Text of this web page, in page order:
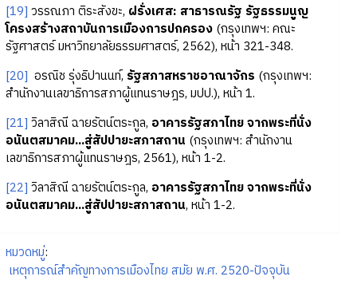
[19] วรรณภา ติระสังขะ, ฝรั่งเศส: สาธารณรัฐ รัฐธรรมนูญ
โครงสร้างสถาบันการเมืองการปกครอง(กรุงเทพฯ: คณะ
รัฐศาสตร์ มหาวิทยาลัยธรรมศาสตร์, 2562), หน้า 321-348.
[20] อรณิช รุ่งธิปานนท์, รัฐสภาสหราชอาณาจักร (กรุงเทพฯ:
สำนักงานเลขาธิการสภาผู้แทนราษฎร, มปป.), หน้า 1.
[21] วิลาสิณี ฉายรัตน์ตระกูล, อาคารรัฐสภาไทย จากพระที่นั่ง
อนันตสมาคม...สู่สัปปายะสภาสถาน (กรุงเทพฯ: สำนักงาน
เลขาธิการสภาผู้แทนราษฎร, 2561), หน้า 1-2.
[22] วิลาสิณี ฉายรัตน์ตระกูล, อาคารรัฐสภาไทย จากพระที่นั่ง
อนันตสมาคม...สู่สัปปายะสภาสถาน, หน้า 1-2.
หมวดหมู่:
เหตุการณ์สำคัญทางการเมืองไทย สมัย พ.ศ. 2520-ปัจจุบัน